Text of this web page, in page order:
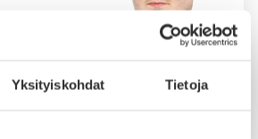
Yksityiskohdat Tietoja